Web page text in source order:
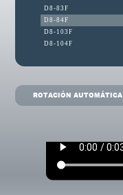
D8-83F
D8-84F
D8-103F
D8-104F
ROTACIÓN AUTOMÁTICA